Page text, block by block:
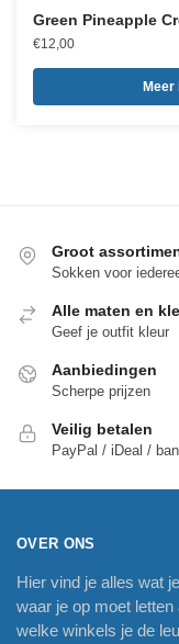
Green Pineapple
€12,00
Groot
Sokken voor
Alle maten en
Geef je outfit kleur
Aanbiedingen
Scherpe prijzen
Veilig betalen
PayPal / iDeal /
OVER ONS
Hier vind je alles wat
waar je op moet
welke winkels je de